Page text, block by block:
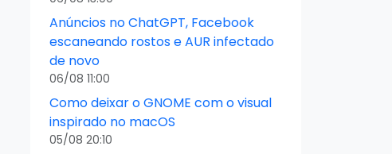
Anúncios no ChatGPT, Facebook
escaneando rostos e AUR infectado
de novo
06/08 11:00
Como deixar o GNOME com o visual
inspirado no macOS
05/08 20:10